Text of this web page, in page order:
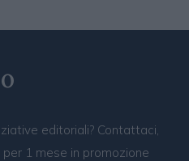
editoriali? Contattaci,
per 1 mese in promozione